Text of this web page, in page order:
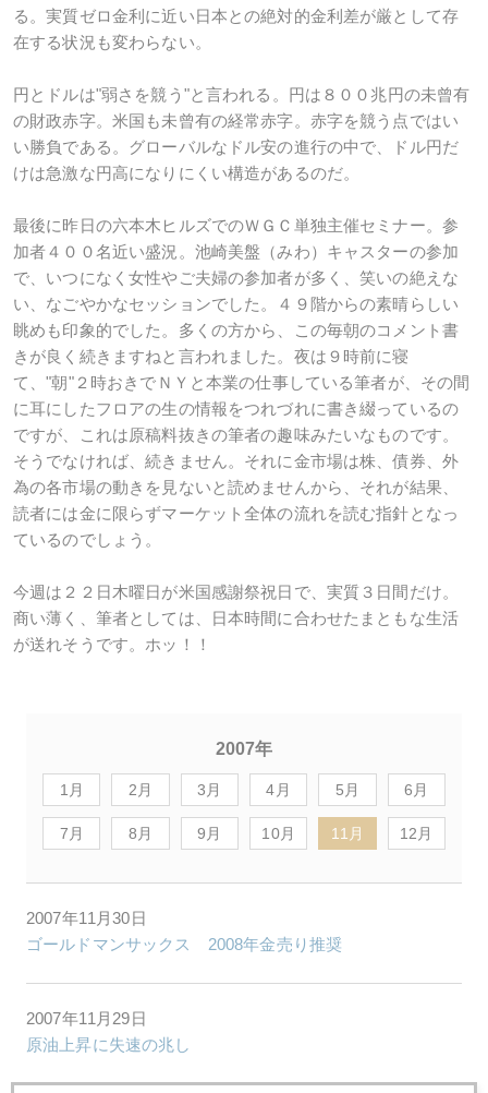
る。実質ゼロ金利に近い日本との絶対的金利差が厳として存
在する状況も変わらない。
円とドルは"弱さを競う"と言われる。円は８００兆円の未曾有
の財政赤字。米国も未曾有の経常赤字。赤字を競う点ではい
い勝負である。グローバルなドル安の進行の中で、ドル円だ
けは急激な円高になりにくい構造があるのだ。
最後に昨日の六本木ヒルズでのＷＧＣ単独主催セミナー。参
加者４００名近い盛況。池崎美盤（みわ）キャスターの参加
で、いつになく女性やご夫婦の参加者が多く、笑いの絶えな
い、なごやかなセッションでした。４９階からの素晴らしい
眺めも印象的でした。多くの方から、この毎朝のコメント書
きが良く続きますねと言われました。夜は９時前に寝
て、"朝"２時おきでＮＹと本業の仕事している筆者が、その間
に耳にしたフロアの生の情報をつれづれに書き綴っているの
ですが、これは原稿料抜きの筆者の趣味みたいなものです。
そうでなければ、続きません。それに金市場は株、債券、外
為の各市場の動きを見ないと読めませんから、それが結果、
読者には金に限らずマーケット全体の流れを読む指針となっ
ているのでしょう。
今週は２２日木曜日が米国感謝祭祝日で、実質３日間だけ。
商い薄く、筆者としては、日本時間に合わせたまともな生活
が送れそうです。ホッ！！
2007年
1月 2月 3月 4月 5月 6月
7月 8月 9月 10月 11月 12月
2007年11月30日
ゴールドマンサックス 2008年金売り推奨
2007年11月29日
原油上昇に失速の兆し